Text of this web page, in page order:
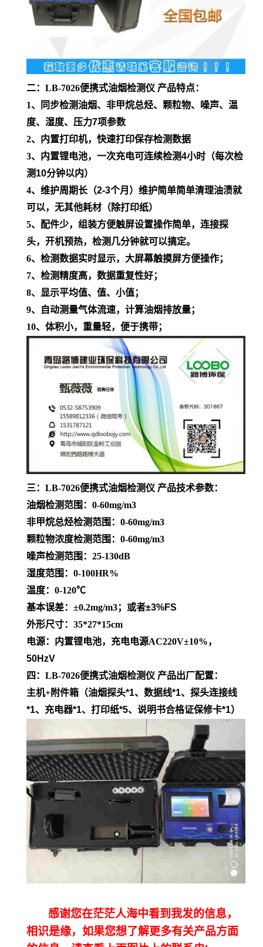
二： LB-7026便携式油烟检测仪 产品特点：
1、同步检测油烟、非甲烷总烃、颗粒物、噪声、温
度、湿度、压力7项参数
2、内置打印机，快速打印保存检测数据
3、内置锂电池，一次充电可连续检测4小时（每次检
测10分钟以内）
4、维护周期长（2-3个月）维护简单简单清理油渍就
可以，无其他耗材（除打印纸）
5、配件少，组装方便触屏设置操作简单，连接探
头，开机预热，检测几分钟就可以搞定。
6、检测数据实时显示，大屏幕触摸屏方便操作；
7、检测精度高，数据重复性好；
8、显示平均值、值、小值；
9、自动测量气体流速，计算油烟排放量；
10、体积小，重量轻，便于携带；
三： LB-7026便携式油烟检测仪 产品技术参数：
油烟检测范围： 0-60mg/m3
非甲烷总烃检测范围： 0-60mg/m3
颗粒物浓度检测范围： 0-60mg/m3
噪声检测范围： 25-130dB
湿度范围： 0-100HR%
温度： 0-120℃
基本误差： ±0.2mg/m3；或者±3%FS
外形尺寸： 35*27*15cm
电源：内置锂电池，充电电源AC220V±10%，
50HzV
四： LB-7026便携式油烟检测仪 产品出厂配置：
主机+附件箱（油烟探头*1、数据线*1、探头连接线
*1、充电器*1、打印纸*5、说明书合格证保修卡*1）
感谢您在茫茫人海中看到我发的信息，
相识是缘，如果您想了解更多有关产品方面